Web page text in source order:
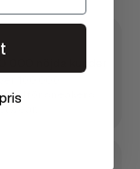
val för sneakers